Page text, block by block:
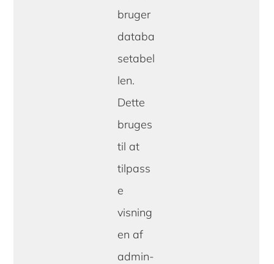
bruger
databa
setabel
len.
Dette
bruges
til at
tilpass
e
visning
en af
admin-